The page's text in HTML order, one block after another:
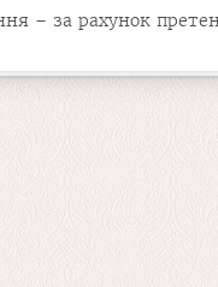
– за рахунок